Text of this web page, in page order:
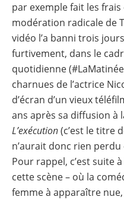
par exemple fait les
modération radicale de
vidéo l’a banni trois
furtivement, dans le
quotidienne
charnues de l’actrice
d’écran d’un vieux
ans après sa diffusion à
L’exécution(c’est le titre
n’aurait donc rien
Pour rappel, c’est suite
cette scène – où la
femme à apparaître